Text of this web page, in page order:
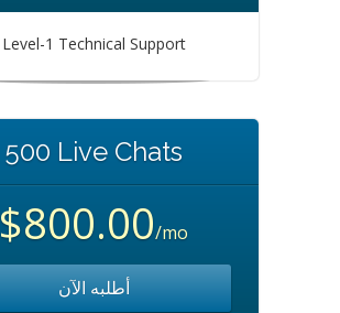
Level-1 Technical Support
500 Live Chats
$800.00/mo
أطلبه الآن